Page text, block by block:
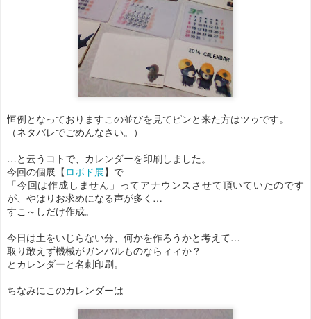
恒例となっておりますこの並びを見てピンと来た方はツゥです。
（ネタバレでごめんなさい。）
…と云うコトで、カレンダーを印刷しました。
今回の個展【 ロボド展】で
「今回は作成しません」ってアナウンスさせて頂いていたのです
が、やはりお求めになる声が多く…
すこ～しだけ作成。
今日は土をいじらない分、何かを作ろうかと考えて…
取り敢えず機械がガンバルものならィィか？
とカレンダーと名刺印刷。
ちなみにこのカレンダーは